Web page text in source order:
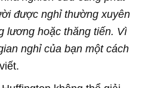
được nghỉ thường xuyên
lương hoặc thăng tiến. Vì
nghỉ của bạn một cách